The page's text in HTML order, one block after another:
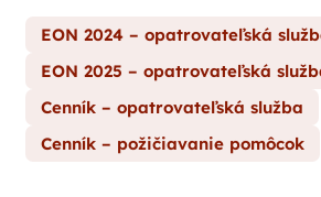
EON 2024 – opatrovateľská
EON 2025 – opatrovateľská
Cenník – opatrovateľská služba
Cenník – požičiavanie pomôcok